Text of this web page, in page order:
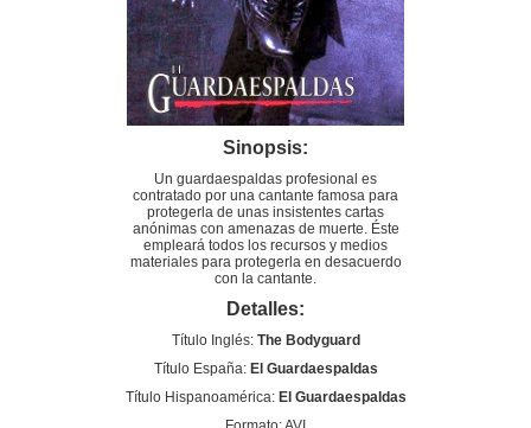
Sinopsis:
Un guardaespaldas profesional es
contratado por una cantante famosa para
protegerla de unas insistentes cartas
anónimas con amenazas de muerte. Éste
empleará todos los recursos y medios
materiales para protegerla en desacuerdo
con la cantante.
Detalles:
Título Inglés:The Bodyguard
Título España: El Guardaespaldas
Título Hispanoamérica: El Guardaespaldas